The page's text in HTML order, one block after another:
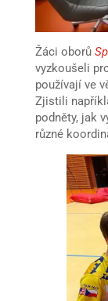
Žáci oborů
vyzkoušeli
používají ve
Zjistili
podněty, jak
různé